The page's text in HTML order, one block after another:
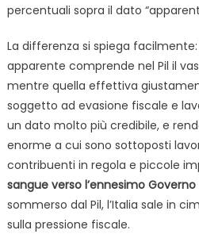
percentuali sopra il dato
La differenza si spiega
apparente comprende nel Pil il
mentre quella effettiva
soggetto ad evasione fiscale e
un dato molto più credibile, e
enorme a cui sono sottoposti
contribuenti in regola e piccole
sangue verso l’ennesimo
sommerso dal Pil, l’Italia sale in
sulla pressione fiscale.